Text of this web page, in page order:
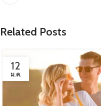
Related Posts
12
ม.ค.